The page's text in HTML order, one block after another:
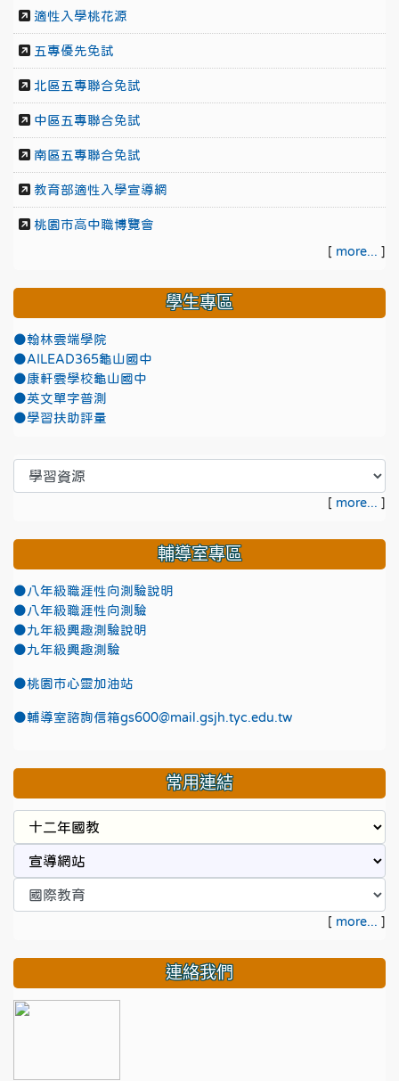
適性入學桃花源
五專優先免試
北區五專聯合免試
中區五專聯合免試
南區五專聯合免試
教育部適性入學宣導網
桃園市高中職博覽會
[ more... ]
學生專區
●翰林雲端學院
●AILEAD365龜山國中
●康軒雲學校龜山國中
●英文單字普測
●學習扶助評量
[ more... ]
輔導室專區
●八年級職涯性向測驗說明
●八年級職涯性向測驗
●九年級興趣測驗說明
●九年級興趣測驗
●桃園市心靈加油站
●輔導室諮詢信箱gs600@mail.gsjh.tyc.edu.tw
常用連結
[ more... ]
連絡我們